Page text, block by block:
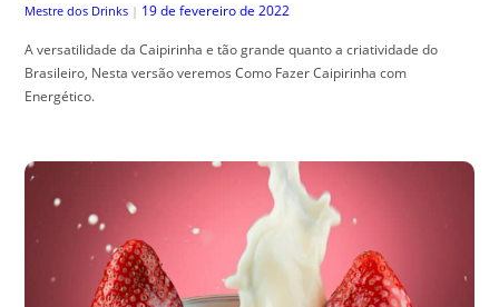
Mestre dos Drinks | 19 de fevereiro de 2022
A versatilidade da Caipirinha e tão grande quanto a criatividade do
Brasileiro, Nesta versão veremos Como Fazer Caipirinha com
Energético.